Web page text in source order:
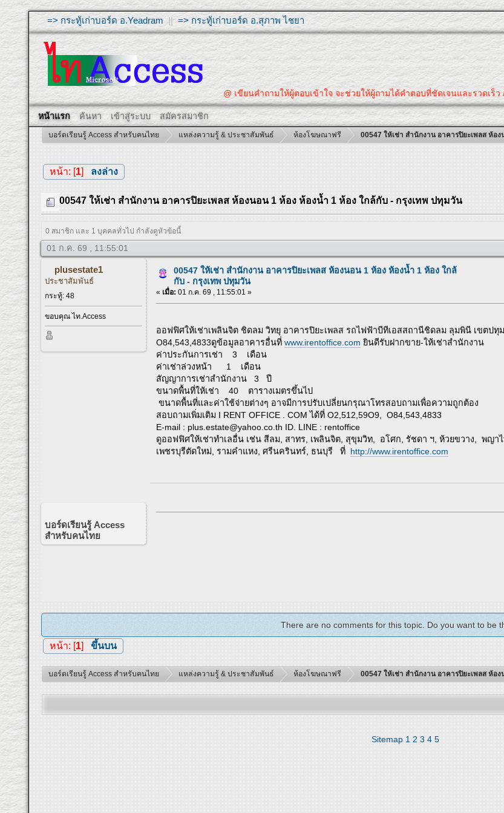
=> กระทู้เก่าบอร์ด อ.Yeadram ||=> กระทู้เก่าบอร์ด อ.สุภาพ ไชยา
@ เขียนคำถามให้ผู้ตอบเข้าใจ จะช่วยให้ผู้ถามได้คำตอบที่ชัดเจนและรวด
หน้าแรก ค้นหา เข้าสู่ระบบ สมัครสมาชิก
บอร์ดเรียนรู้ Access สำหรับคนไทย แหล่งความรู้ & ประชาสัมพันธ์ ห้องโฆษณาฟรี 00547 ให้เช่า สำนักงาน อาคารปิยะเพลส ห้อ
หน้า: [1] ลงล่าง
00547 ให้เช่า สำนักงาน อาคารปิยะเพลส ห้องนอน 1 ห้อง ห้องน้ำ 1 ห้อง ใกล้กับ - กรุงเทพ ปทุมวัน
0 สมาชิก และ 1 บุคคลทั่วไป กำลังดูหัวข้อนี้
01 ก.ค. 69 , 11:55:01
plusestate1
ประชาสัมพันธ์
กระทู้: 48
ขอบคุณ ไท.Access
00547 ให้เช่า สำนักงาน อาคารปิยะเพลส ห้องนอน 1 ห้อง ห้องน้ำ 1 ห้อง ใกล้
กับ - กรุงเทพ ปทุมวัน
« เมื่อ: 01 ก.ค. 69 , 11:55:01 »
ออฟฟิศให้เช่าเพลินจิต ชิดลม วิทยุ อาคารปิยะเพลส รถไฟฟ้าบีทีเอสสถานีชิดลม ลุมพินี เขตป
O84,543,4833ดูข้อมูลอาคารอื่นที่www.irentoffice.com ยินดีรับฝากขาย-ให้เช่าสำนักงาน
ค่าประกันการเช่า 3 เดือน
ค่าเช่าล่วงหน้า 1 เดือน
สัญญาการเช่าสำนักงาน 3 ปี
ขนาดพื้นที่ให้เช่า 40 ตารางเมตรขึ้นไป
ขนาดพื้นที่และค่าใช้จ่ายต่างๆ อาจมีการปรับเปลี่ยนกรุณาโทรสอบถามเพื่อความถูกต้อง
สอบถามเพิ่มเติม I RENT OFFICE . COM ได้ที่ O2,512,59O9, O84,543,4833
E-mail : plus.estate@yahoo.co.th ID. LINE : rentoffice
ดูออฟฟิศให้เช่าทำเลอื่น เช่น สีลม, สาทร, เพลินจิต, สุขุมวิท, อโศก, รัชดา ฯ, ห้วยขวาง, พญา
เพชรบุรีตัดใหม่, รามคำแหง, ศรีนครินทร์, ธนบุรี ที่ http://www.irentoffice.com
บอร์ดเรียนรู้ Access
สำหรับคนไทย
There are no comments for this topic. Do you want to be
หน้า: [1] ขึ้นบน
บอร์ดเรียนรู้ Access สำหรับคนไทย แหล่งความรู้ & ประชาสัมพันธ์ ห้องโฆษณาฟรี 00547 ให้เช่า สำนักงาน อาคารปิยะเพลส ห้อ
Sitemap 1 2 3 4 5